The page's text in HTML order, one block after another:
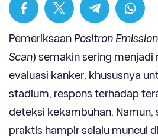
Pemeriksaan Positron
Scan) semakin sering menjadi
evaluasi kanker, khususnya
stadium, respons terhadap
deteksi kekambuhan. Namun,
praktis hampir selalu muncul